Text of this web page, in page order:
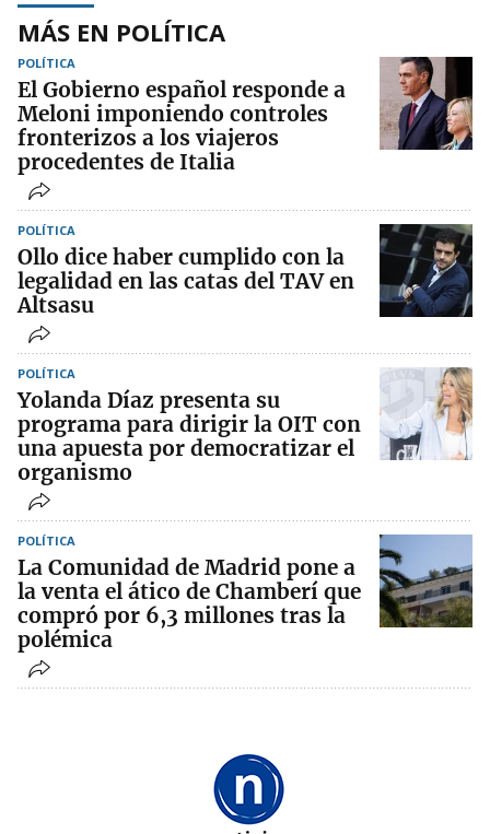
MÁS EN POLÍTICA
POLÍTICA
El Gobierno español responde a
Meloni imponiendo controles
fronterizos a los viajeros
procedentes de Italia
POLÍTICA
Ollo dice haber cumplido con la
legalidad en las catas del TAV en
Altsasu
POLÍTICA
Yolanda Díaz presenta su
programa para dirigir la OIT con
una apuesta por democratizar el
organismo
POLÍTICA
La Comunidad de Madrid pone a
la venta el ático de Chamberí que
compró por 6,3 millones tras la
polémica